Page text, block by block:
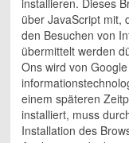
installieren. Dieses
über JavaScript mit,
den Besuchen von
übermittelt werden
Ons wird von
einem späteren
installiert, muss
Installation des